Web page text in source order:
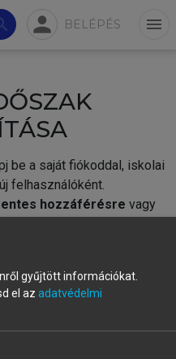
person BELÉPÉS menu
be a saját fiókoddal, iskolai
felhasználóként.
hozzáférésre vagy
létre új fiókot.
automatikusan
gyűjtött információkat.
el az adatvédelmi